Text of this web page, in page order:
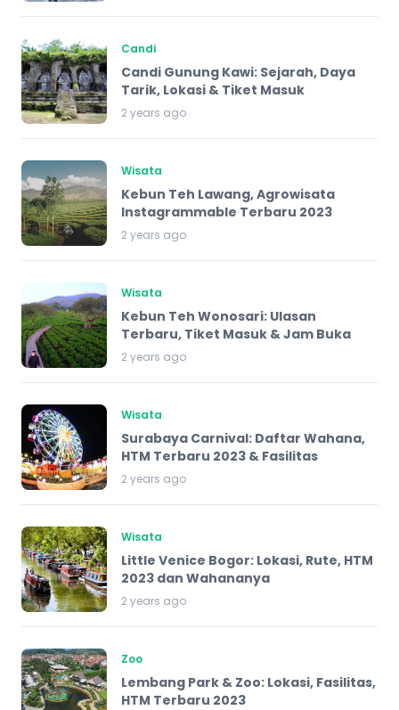
Candi
Candi Gunung Kawi: Sejarah, Daya
Tarik, Lokasi & Tiket Masuk
2 years ago
Wisata
Kebun Teh Lawang, Agrowisata
Instagrammable Terbaru 2023
2 years ago
Wisata
Kebun Teh Wonosari: Ulasan
Terbaru, Tiket Masuk & Jam Buka
2 years ago
Wisata
Surabaya Carnival: Daftar Wahana,
HTM Terbaru 2023 & Fasilitas
2 years ago
Wisata
Little Venice Bogor: Lokasi, Rute, HTM
2023 dan Wahananya
2 years ago
Zoo
Lembang Park & Zoo: Lokasi, Fasilitas,
HTM Terbaru 2023